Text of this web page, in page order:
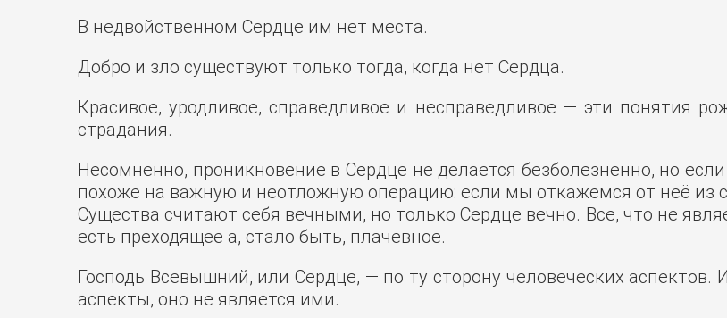
В недвойственном Сердце им нет места.
Добро и зло существуют только тогда, когда нет Сердца.
Красивое, уродливое, справедливое и несправедливое — эти понятия
страдания.
Несомненно, проникновение в Сердце не делается безболезненно, но
похоже на важную и неотложную операцию: если мы откажемся от неё из
Существа считают себя вечными, но только Сердце вечно. Все, что не
есть преходящее а, стало быть, плачевное.
Господь Всевышний, или Сердце, — по ту сторону человеческих аспектов.
аспекты, оно не является ими.